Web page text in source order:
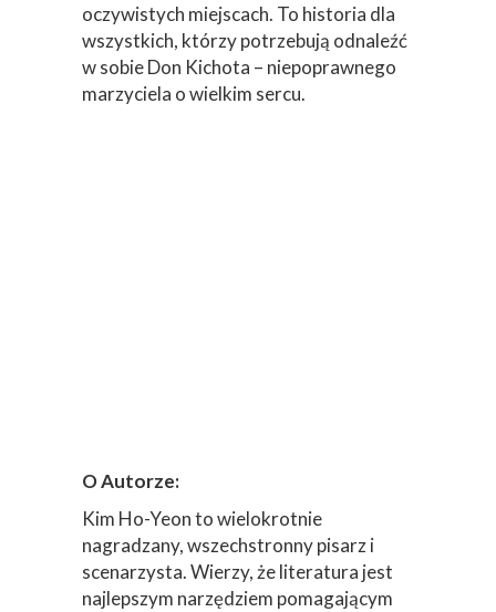
oczywistych miejscach. To historia dla
wszystkich, którzy potrzebują odnaleźć
w sobie Don Kichota – niepoprawnego
marzyciela o wielkim sercu.
O Autorze:
Kim Ho-Yeon to wielokrotnie
nagradzany, wszechstronny pisarz i
scenarzysta. Wierzy, że literatura jest
najlepszym narzędziem pomagającym